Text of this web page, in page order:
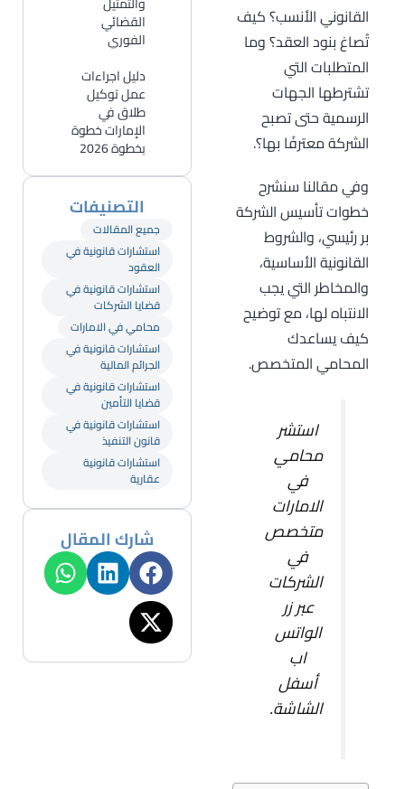
القانوني الأنسب؟ كيف
تُصاغ بنود العقد؟ وما
المتطلبات التي
تشترطها الجهات
الرسمية حتى تصبح
الشركة معترفًا بها؟.
وفي مقالنا سنشرح
خطوات تأسيس الشركة
بر رئيسي، والشروط
القانونية الأساسية،
والمخاطر التي يجب
الانتباه لها، مع توضيح
كيف يساعدك
المحامي المتخصص.
استشر
محامي
في
الامارات
متخصص
في
الشركات
عبر زر
الواتس
اب
أسفل
الشاشة.
القضائي
الفوري
دليل اجراءات
عمل توكيل
طلاق في
الإمارات خطوة
بخطوة 2026
التصنيفات
جميع المقالات
استشارات قانونية في
العقود
استشارات قانونية في
قضايا الشركات
محامي في الامارات
استشارات قانونية في
الجرائم المالية
استشارات قانونية في
قضايا التأمين
استشارات قانونية في
قانون التنفيذ
استشارات قانونية
عقارية
شارك المقال